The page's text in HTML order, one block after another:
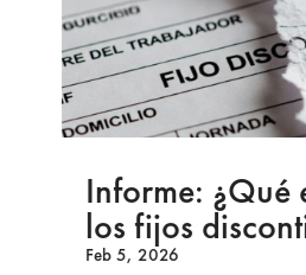
Informe: ¿Qué
los fijos
Feb 5, 2026